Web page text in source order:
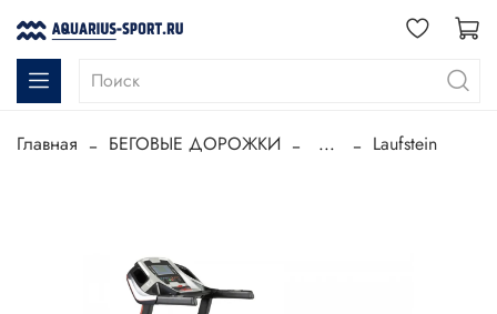
Главная БЕГОВЫЕ ДОРОЖКИ ... Laufstein